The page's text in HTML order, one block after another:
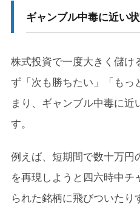
ギャンブル中毒に近い
株式投資で一度大きく儲け
ず「次も勝ちたい」「もっ
まり、ギャンブル中毒に近
す。
例えば、短期間で数十万円
を再現しようと四六時中チ
られた銘柄に飛びついたり